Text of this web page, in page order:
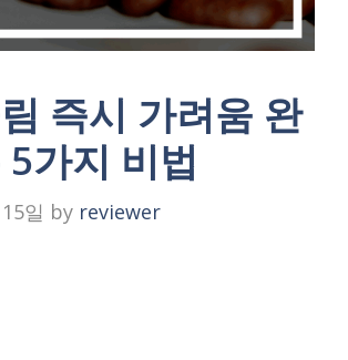
즉시 가려움 완
가지 비법
일 by reviewer